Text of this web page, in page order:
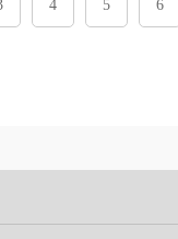
4 5 6